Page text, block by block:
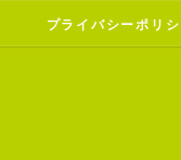
プライバシーポリ